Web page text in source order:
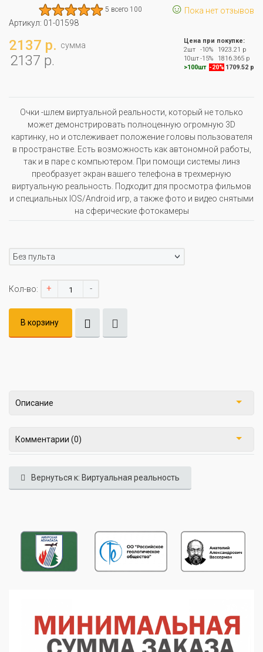
5 всего 100 ☺ Пока нет отзывов
Артикул: 01-01598
2137 р. сумма
2137 р.
Цена при покупке:
2шт
-10%
1923.21 р
10шт-15%
1816.365 р
>100шт -20% 1709.52 р
Очки -шлем виртуальной реальности, который не только
может демонстрировать полноценную огромную 3D
картинку, но и отслеживает положение головы пользователя
в пространстве. Есть возможность как автономной работы,
так и в паре с компьютером. При помощи системы линз
преобразует экран вашего телефона в трехмерную
виртуальную реальность. Подходит для просмотра фильмов
и специальных IOS/Android игр, а также фото и видео снятыми
на сферические фотокамеры
Без пульта
Кол-во: + -
В корзину
Описание
Комментарии (0)
Вернуться к: Виртуальная реальность